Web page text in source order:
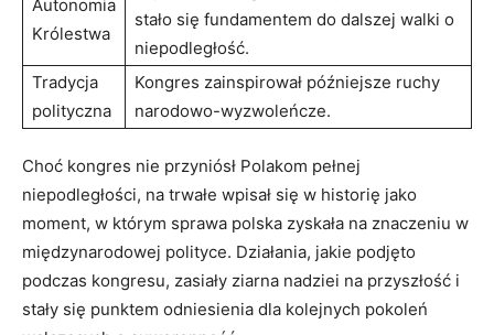
Autonomia
Królestwa
stało się fundamentem do dalszej walki o
niepodległość.
Tradycja
polityczna
Kongres zainspirował późniejsze ruchy
narodowo-wyzwoleńcze.
Choć kongres nie przyniósł Polakom pełnej
niepodległości, na trwałe wpisał się w historię jako
moment, w którym sprawa polska zyskała na znaczeniu w
międzynarodowej polityce. Działania, jakie podjęto
podczas kongresu, zasiały ziarna nadziei na przyszłość i
stały się punktem odniesienia dla kolejnych pokoleń